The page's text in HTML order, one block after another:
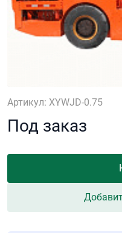
Артикул: XYWJD-0.75
Под заказ